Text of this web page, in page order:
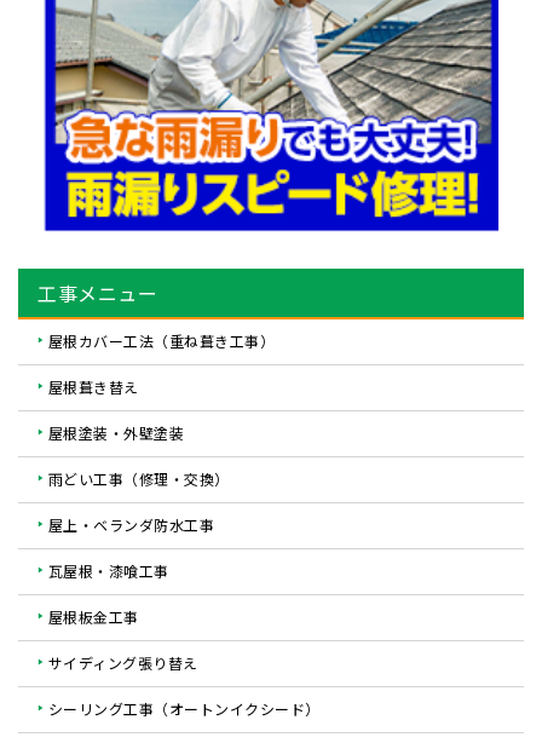
工事メニュー
屋根カバー工法（重ね葺き工事）
屋根葺き替え
屋根塗装・外壁塗装
雨どい工事（修理・交換）
屋上・ベランダ防水工事
瓦屋根・漆喰工事
屋根板金工事
サイディング張り替え
シーリング工事（オートンイクシード）